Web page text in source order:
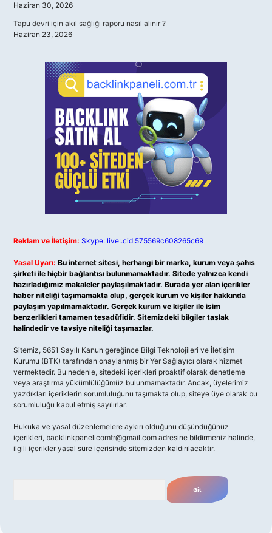
Haziran 30, 2026
Tapu devri için akıl sağlığı raporu nasıl alınır ?
Haziran 23, 2026
Reklam ve İletişim: Skype: live:.cid.575569c608265c69
Yasal Uyarı: Bu internet sitesi, herhangi bir marka, kurum veya şahıs
şirketi ile hiçbir bağlantısı bulunmamaktadır. Sitede yalnızca kendi
hazırladığımız makaleler paylaşılmaktadır. Burada yer alan içerikler
haber niteliği taşımamakta olup, gerçek kurum ve kişiler hakkında
paylaşım yapılmamaktadır. Gerçek kurum ve kişiler ile isim
benzerlikleri tamamen tesadüfidir. Sitemizdeki bilgiler taslak
halindedir ve tavsiye niteliği taşımazlar.
Sitemiz, 5651 Sayılı Kanun gereğince Bilgi Teknolojileri ve İletişim
Kurumu (BTK) tarafından onaylanmış bir Yer Sağlayıcı olarak hizmet
vermektedir. Bu nedenle, sitedeki içerikleri proaktif olarak denetleme
veya araştırma yükümlülüğümüz bulunmamaktadır. Ancak, üyelerimiz
yazdıkları içeriklerin sorumluluğunu taşımakta olup, siteye üye olarak bu
sorumluluğu kabul etmiş sayılırlar.
Hukuka ve yasal düzenlemelere aykırı olduğunu düşündüğünüz
içerikleri, backlinkpanelicomtr@gmail.com adresine bildirmeniz halinde,
ilgili içerikler yasal süre içerisinde sitemizden kaldırılacaktır.